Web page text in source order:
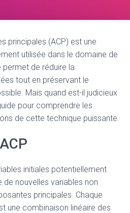
A
A
O
principales (ACP) est une
utilisée dans le domaine de
permet de réduire la
tout en préservant le
Mais quand est-il judicieux
pour comprendre les
de cette technique puissante.
initiales potentiellement
de nouvelles variables non
principales. Chaque
une combinaison linéaire des